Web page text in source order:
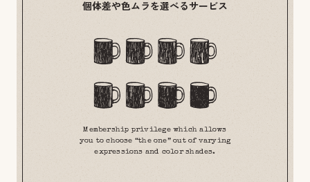
個体差や色ムラを選べるサービス
Membership privilege which allows
you to choose “the one” out of varying
expressions and color shades.